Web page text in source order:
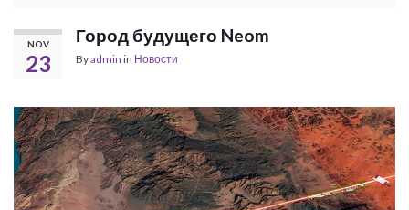
NOV
23
Город будущего Neom
Byadmin in Новости